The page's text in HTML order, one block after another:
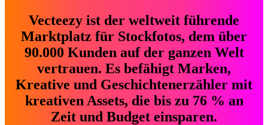
Vecteezy ist der weltweit führende
Marktplatz für Stockfotos, dem über
90.000 Kunden auf der ganzen Welt
vertrauen. Es befähigt Marken,
Kreative und Geschichtenerzähler mit
kreativen Assets, die bis zu 76 % an
Zeit und Budget einsparen.